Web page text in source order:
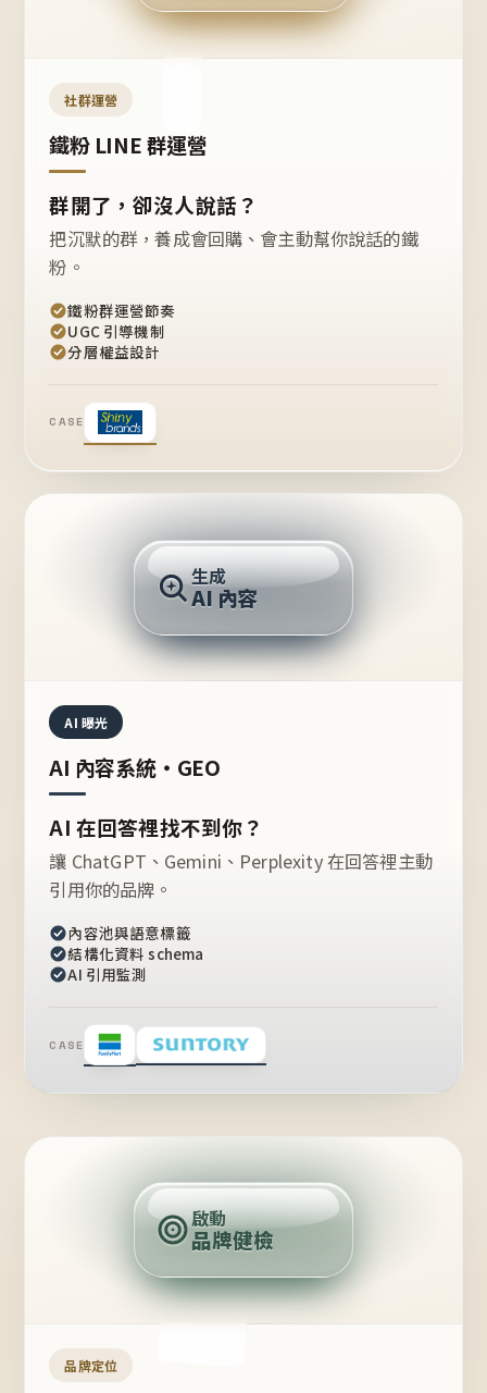
開團
嗎？
社群運營
鐵粉 LINE 群運營
群開了，卻沒人說話？
把沉默的群，養成會回購、會主動幫你說話的鐵
粉。
鐵粉群運營節奏
UGC 引導機制
分層權益設計
CASE
推薦的台灣品牌？
生成
AI 內容
AI 曝光
AI 內容系統・GEO
AI 在回答裡找不到你？
讓 ChatGPT、Gemini、Perplexity 在回答裡主動
引用你的品牌。
內容池與語意標籤
結構化資料 schema
AI 引用監測
CASE
定
位
點
啟動
品牌健檢
品牌定位